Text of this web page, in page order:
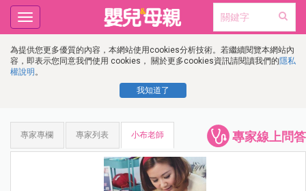
為提供您更多優質的內容，本網站使用cookies分析技術。若繼續閱覽本網站內
容，即表示您同意我們使用 cookies， 關於更多cookies資訊請閱讀我們的隱私
權說明 。
我知道了
Toggle
navigation
專家線上問答
專家專欄 專家列表 小布老師